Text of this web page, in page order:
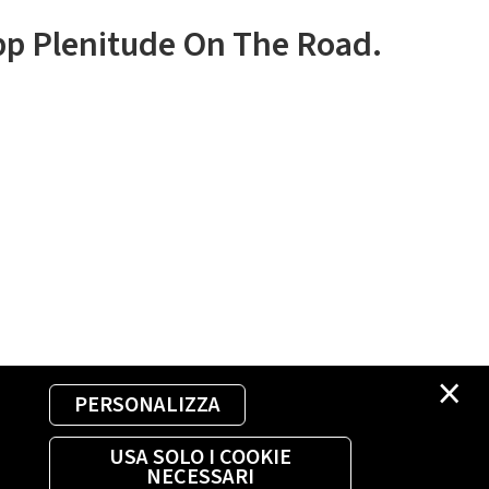
×
PERSONALIZZA
USA SOLO I COOKIE
NECESSARI
Plenitude On The Road.